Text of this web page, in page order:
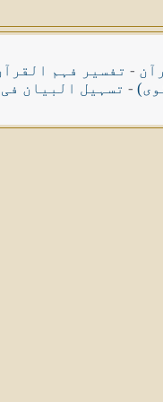
- تفسیر فہم
- تسہیل البیان